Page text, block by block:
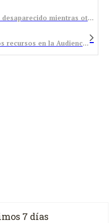
Grupo Socialista: “Otero sigue desaparecido mientras otros le hacen el trabajo sucio”
Las eléctricas también retiran los recursos en la Audiencia y el Supremo
7 días